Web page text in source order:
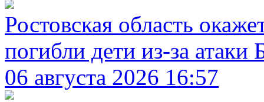
Ростовская область
погибли дети из-за
06 августа 2026 16:57